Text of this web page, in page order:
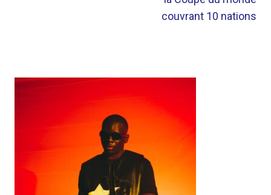
couvrant 10 nations